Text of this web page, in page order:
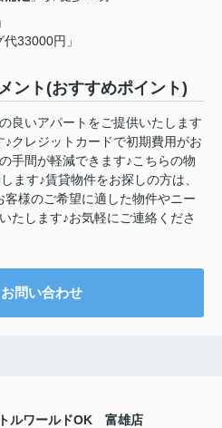
33000円」
ント(おすすめポイント)
良いアパートをご提供いたします
クレジットカードで初期費用がお
手間が軽減できます♪こちらの物
ます♪賃貸物件をお探しの方は、
様のご希望に適した物件やニー
たします♪お気軽にご連絡くださ
お問い合わせ
ルワールドOK 富雄店